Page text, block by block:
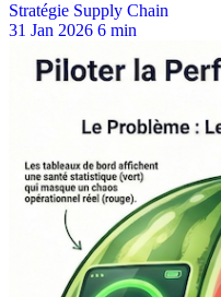
Stratégie Supply Chain
31 Jan 2026 6 min